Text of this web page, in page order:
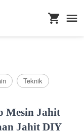
Teknik
Mesin Jahit
Jahit DIY